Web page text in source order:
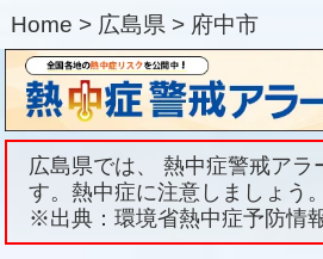
Home > 広島県 > 府中市
広島県では、 熱中症警戒アラ
す。熱中症に注意しましょう。
※出典：環境省熱中症予防情